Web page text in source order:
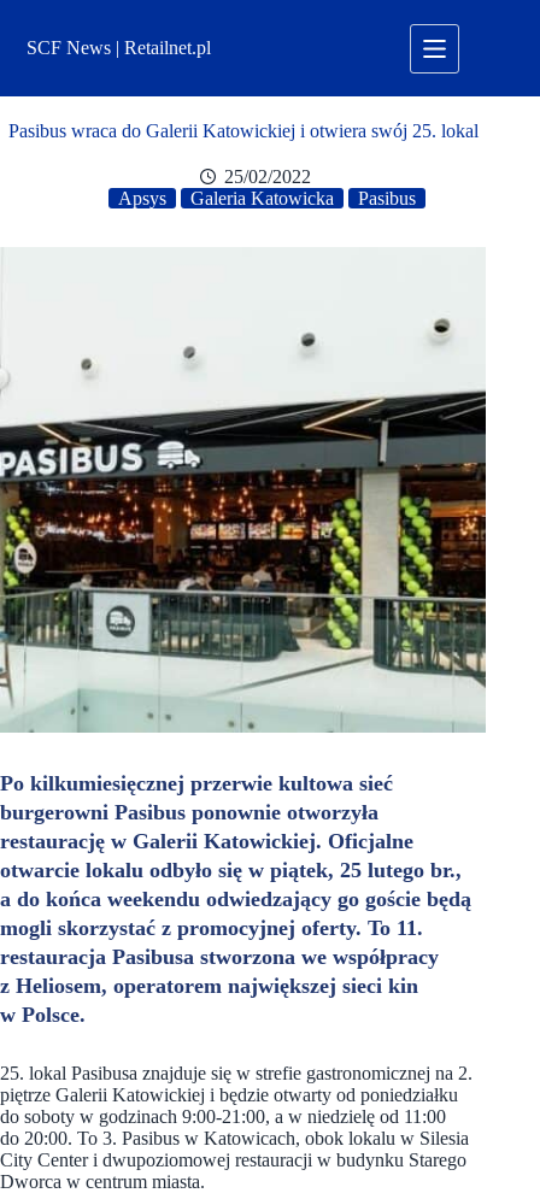
treściSCF News | Retailnet.pl
Pasibus wraca do Galerii Katowickiej i otwiera swój 25. lokal
25/02/2022
Apsys
Galeria Katowicka Pasibus
Po kilkumiesięcznej przerwie kultowa sieć
burgerowni Pasibus ponownie otworzyła
restaurację w Galerii Katowickiej. Oficjalne
otwarcie lokalu odbyło się w piątek, 25 lutego br.,
a do końca weekendu odwiedzający go goście będą
mogli skorzystać z promocyjnej oferty. To 11.
restauracja Pasibusa stworzona we współpracy
z Heliosem, operatorem największej sieci kin
w Polsce.
25. lokal Pasibusa znajduje się w strefie gastronomicznej na 2.
piętrze Galerii Katowickiej i będzie otwarty od poniedziałku
do soboty w godzinach 9:00-21:00, a w niedzielę od 11:00
do 20:00. To 3. Pasibus w Katowicach, obok lokalu w Silesia
City Center i dwupoziomowej restauracji w budynku Starego
Dworca w centrum miasta.